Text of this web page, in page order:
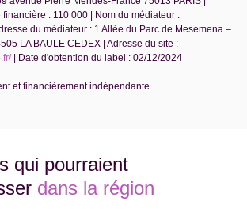
: 110 000 | Nom du médiateur :
du médiateur : 1 Allée du Parc de Mesemena –
LA BAULE CEDEX | Adresse du site :
| Date d'obtention du label : 02/12/2024
et financièrement indépendante
qui pourraient
dans la région